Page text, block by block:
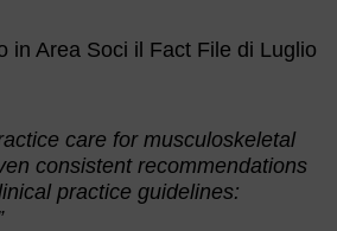
in Area Soci il Fact File di Luglio
care for musculoskeletal
consistent recommendations
practice guidelines: